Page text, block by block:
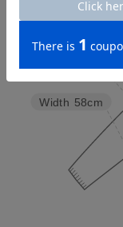
Width 58cm
Shoulder width